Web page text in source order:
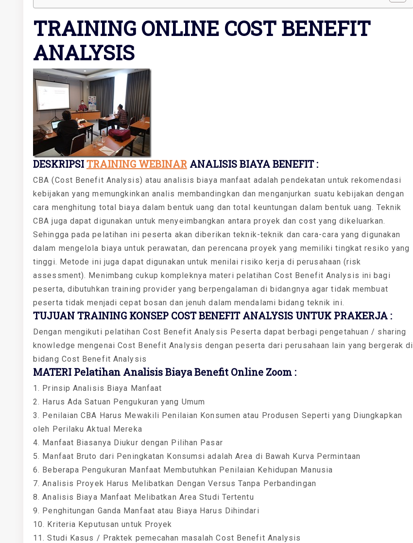
TRAINING ONLINE COST BENEFIT
ANALYSIS
DESKRIPSITRAINING WEBINAR ANALISIS BIAYA BENEFIT :
CBA (Cost Benefit Analysis) atau analisis biaya manfaat adalah pendekatan untuk rekomendasi
kebijakan yang memungkinkan analis membandingkan dan menganjurkan suatu kebijakan dengan
cara menghitung total biaya dalam bentuk uang dan total keuntungan dalam bentuk uang. Teknik
CBA juga dapat digunakan untuk menyeimbangkan antara proyek dan cost yang dikeluarkan.
Sehingga pada pelatihan ini peserta akan diberikan teknik-teknik dan cara-cara yang digunakan
dalam mengelola biaya untuk perawatan, dan perencana proyek yang memiliki tingkat resiko yang
tinggi. Metode ini juga dapat digunakan untuk menilai risiko kerja di perusahaan (risk
assessment). Menimbang cukup kompleknya materi pelatihan Cost Benefit Analysis ini bagi
peserta, dibutuhkan training provider yang berpengalaman di bidangnya agar tidak membuat
peserta tidak menjadi cepat bosan dan jenuh dalam mendalami bidang teknik ini.
TUJUAN TRAINING KONSEP COST BENEFIT ANALYSIS UNTUK PRAKERJA :
Dengan mengikuti pelatihan Cost Benefit Analysis Peserta dapat berbagi pengetahuan / sharing
knowledge mengenai Cost Benefit Analysis dengan peserta dari perusahaan lain yang bergerak di
bidang Cost Benefit Analysis
MATERI Pelatihan Analisis Biaya Benefit Online Zoom :
1. Prinsip Analisis Biaya Manfaat
2. Harus Ada Satuan Pengukuran yang Umum
3. Penilaian CBA Harus Mewakili Penilaian Konsumen atau Produsen Seperti yang Diungkapkan
oleh Perilaku Aktual Mereka
4. Manfaat Biasanya Diukur dengan Pilihan Pasar
5. Manfaat Bruto dari Peningkatan Konsumsi adalah Area di Bawah Kurva Permintaan
6. Beberapa Pengukuran Manfaat Membutuhkan Penilaian Kehidupan Manusia
7. Analisis Proyek Harus Melibatkan Dengan Versus Tanpa Perbandingan
8. Analisis Biaya Manfaat Melibatkan Area Studi Tertentu
9. Penghitungan Ganda Manfaat atau Biaya Harus Dihindari
10. Kriteria Keputusan untuk Proyek
11. Studi Kasus / Praktek pemecahan masalah Cost Benefit Analysis